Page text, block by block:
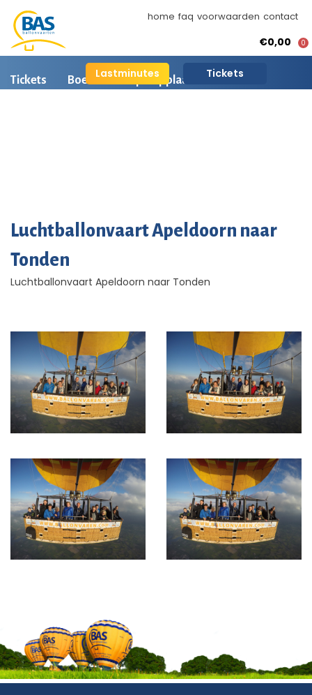
home faq voorwaarden contact
Lastminutes Tickets
€0,00 0
Tickets Boeken Opstapplaatsen
Luchtballonvaart Apeldoorn naar
Tonden
Luchtballonvaart Apeldoorn naar Tonden